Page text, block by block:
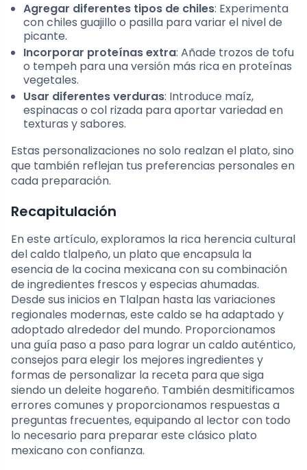
Agregar diferentes tipos de chiles: Experimenta
con chiles guajillo o pasilla para variar el nivel de
picante.
Incorporar proteínas extra: Añade trozos de tofu
o tempeh para una versión más rica en proteínas
vegetales.
Usar diferentes verduras: Introduce maíz,
espinacas o col rizada para aportar variedad en
texturas y sabores.
Estas personalizaciones no solo realzan el plato, sino
que también reflejan tus preferencias personales en
cada preparación.
Recapitulación
En este artículo, exploramos la rica herencia cultural
del caldo tlalpeño, un plato que encapsula la
esencia de la cocina mexicana con su combinación
de ingredientes frescos y especias ahumadas.
Desde sus inicios en Tlalpan hasta las variaciones
regionales modernas, este caldo se ha adaptado y
adoptado alrededor del mundo. Proporcionamos
una guía paso a paso para lograr un caldo auténtico,
consejos para elegir los mejores ingredientes y
formas de personalizar la receta para que siga
siendo un deleite hogareño. También desmitificamos
errores comunes y proporcionamos respuestas a
preguntas frecuentes, equipando al lector con todo
lo necesario para preparar este clásico plato
mexicano con confianza.